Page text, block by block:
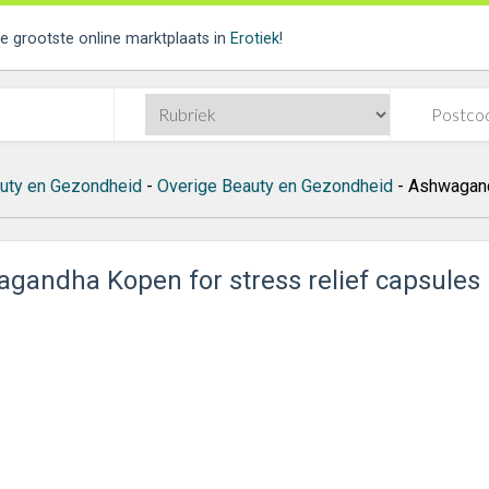
grootste online marktplaats in Erotiek!
en Gezondheid- Overige Beauty en Gezondheid-
Kopen for stress relief capsules